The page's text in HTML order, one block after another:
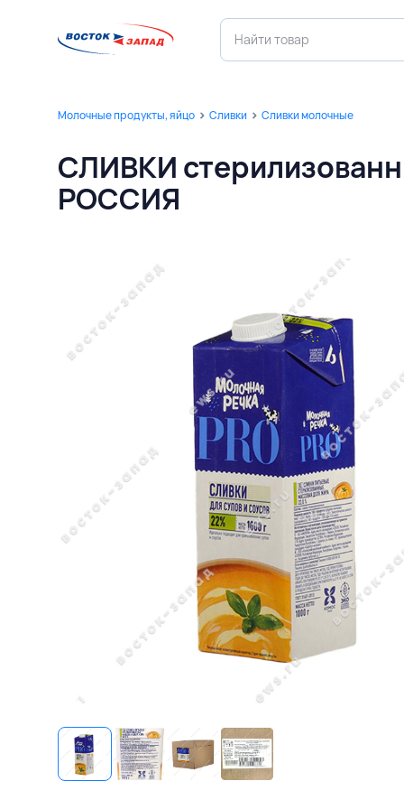
Молочные продукты, яйцо Сливки Сливки молочные
СЛИВКИ
РОССИЯ